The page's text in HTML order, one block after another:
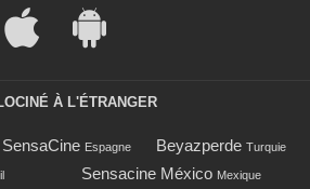
À L'ÉTRANGER
SensaCine Espagne Beyazperde Turquie
Sensacine México Mexique